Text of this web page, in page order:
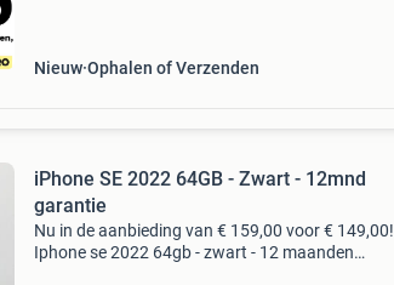
Nieuw Ophalen of Verzenden
iPhone SE 2022 64GB - Zwart - 12mnd
garantie
Nu in de aanbieding van € 159,00 voor € 149,00!
Iphone se 2022 64gb - zwart - 12 maanden